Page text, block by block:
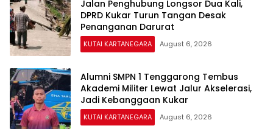
Jalan Penghubung Longsor Dua Kali,
DPRD Kukar Turun Tangan Desak
Penanganan Darurat
KUTAI KARTANEGARA August 6, 2026
Alumni SMPN 1 Tenggarong Tembus
Akademi Militer Lewat Jalur Akselerasi,
Jadi Kebanggaan Kukar
KUTAI KARTANEGARA August 6, 2026